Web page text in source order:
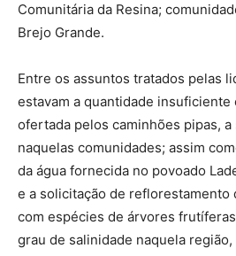
Comunitária da Resina;
Brejo Grande.
Entre os assuntos tratados pelas
estavam a quantidade insuficiente
ofertada pelos caminhões pipas, a
naquelas comunidades; assim
da água fornecida no povoado
e a solicitação de reflorestamento
com espécies de árvores
grau de salinidade naquela